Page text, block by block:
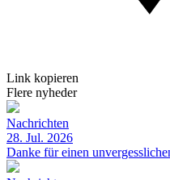
Link kopieren
Flere nyheder
Nachrichten
28. Jul. 2026
Danke für einen